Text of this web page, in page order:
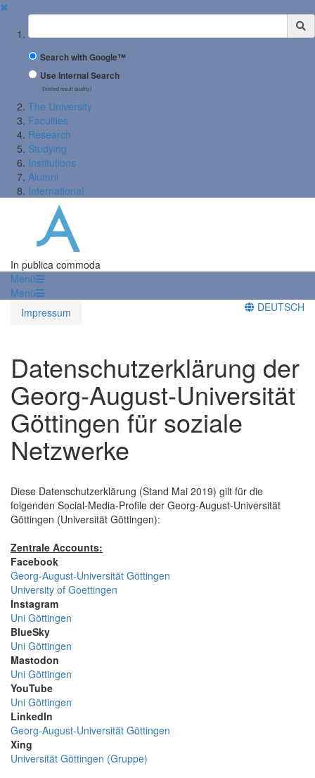
✖
Suchbegriff
Search with Google™
Use Internal Search
(limited result quality)
The University
Faculties
Research
Studying
Institutions
Alumni
International
In publica commoda
Menü
Menü
Impressum
DEUTSCH
Datenschutzerklärung der
Georg-August-Universität
Göttingen für soziale
Netzwerke
Diese Datenschutzerklärung (Stand Mai 2019) gilt für die
folgenden Social-Media-Profile der Georg-August-Universität
Göttingen (Universität Göttingen):
Zentrale Accounts:
Facebook
Georg-August-Universität Göttingen
University of Goettingen
Instagram
Uni Göttingen
BlueSky
Uni Göttingen
Mastodon
Uni Göttingen
YouTube
Uni Göttingen
LinkedIn
Georg-August-Universität Göttingen
Xing
Universität Göttingen (Gruppe)